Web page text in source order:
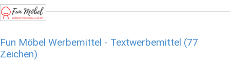
Fun Möbel Werbemittel - Textwerbemittel (77
Zeichen)